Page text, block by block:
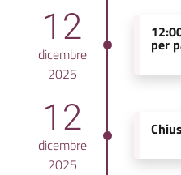
12
dicembre
2025
per
12
dicembre
2025